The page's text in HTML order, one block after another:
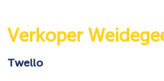
Verkoper
Twello